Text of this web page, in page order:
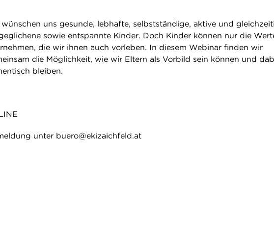
uns gesunde, lebhafte, selbstständige, aktive und
sowie entspannte Kinder. Doch Kinder können nur die
die wir ihnen auch vorleben. In diesem Webinar finden wir
die Möglichkeit, wie wir Eltern als Vorbild sein können und
bleiben.
unter buero@ekizaichfeld.at